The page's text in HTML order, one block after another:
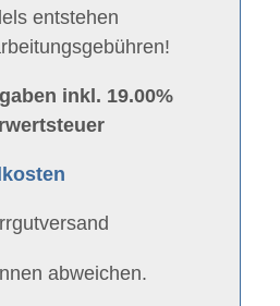
entstehen
inkl. 19.00%
abweichen.